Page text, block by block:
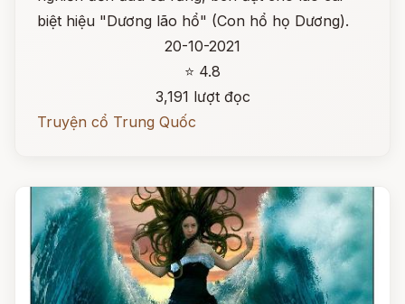
biệt hiệu "Dương lão hổ" (Con hổ họ Dương).
20-10-2021
⭐ 4.8
3,191 lượt đọc
Truyện cổ Trung Quốc